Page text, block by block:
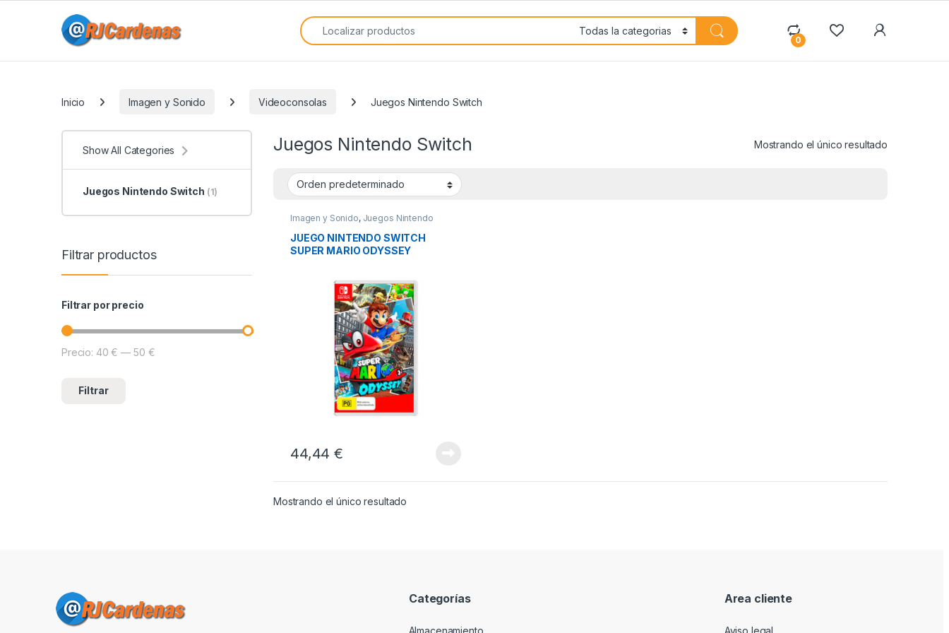
Search for:
0
Inicio Imagen y Sonido Videoconsolas Juegos Nintendo Switch
Juegos Nintendo Switch Mostrando el único resultado
Imagen y Sonido, Juegos Nintendo
Switch
Videoconsolas
JUEGO NINTENDO SWITCH
SUPER MARIO ODYSSEY
44,44€
Mostrando el único resultado
Show All Categories
Juegos Nintendo Switch (1)
Filtrar productos
Filtrar por precio
Precio mínimo
Precio máximo
Filtrar
Precio: 40 € — 50 €
Categorías Area cliente